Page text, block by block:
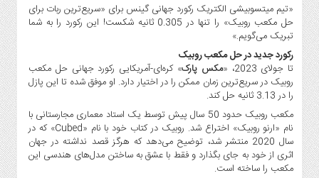
ارز
دیجیتال
کشاورزی
و
صنایع
غذایی
سیاسی
و
بین
الملل
«تیم میتسوبیشی الکتریک رکورد جهانی گینس برای «سریع‌ترین ربات برای
حل مکعب روبیک» را تنها در 0.305 ثانیه شکست! این رکورد را به شما
تبریک می‌گویم.»
رکورد جدید در حل مکعب روبیک
تا جولای 2023، «
مکس پارک» کره‌ای-آمریکایی رکورد جهانی حل مکعب
روبیک در سریع‌ترین زمان ممکن را در اختیار دارد. او موفق شده تا این پازل
را در 3.13 ثانیه حل کند.
مکعب روبیک حدود 50 سال پیش توسط یک استاد معماری مجارستانی با
نام «ارنو روبیک» اختراع شد. روبیک در کتاب خود با نام «Cubed» که در
سال 2020 منتشر شد، توضیح می‌دهد که هرگز قصد نداشته در جهان
اثری از خود به جای بگذارد و فقط با عشق به ساختن مدل‌های هندسی این
مکعب را ساخته است.